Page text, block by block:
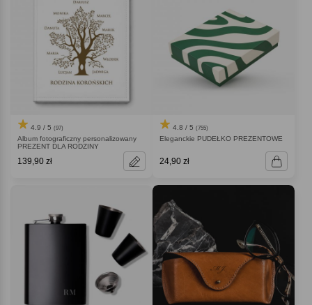
4.9 / 5 (97)
Album fotograficzny personalizowany
PREZENT DLA RODZINY
139,90 zł
4.8 / 5 (755)
Eleganckie PUDEŁKO PREZENTOWE
24,90 zł